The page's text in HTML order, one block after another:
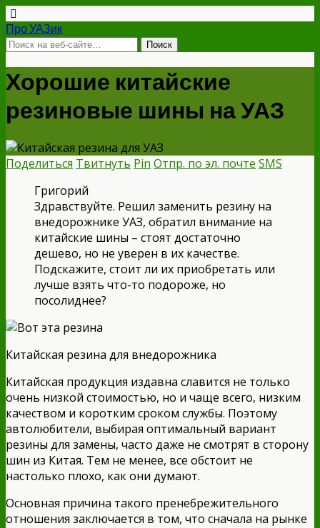
Про УАЗик
Хорошие китайские
резиновые шины на УАЗ
Поделиться Твитнуть Pin Отпр. по эл. почте SMS
Григорий
Здравствуйте. Решил заменить резину на
внедорожнике УАЗ, обратил внимание на
китайские шины – стоят достаточно
дешево, но не уверен в их качестве.
Подскажите, стоит ли их приобретать или
лучше взять что-то подороже, но
посолиднее?
Китайская резина для внедорожника
Китайская продукция издавна славится не только
очень низкой стоимостью, но и чаще всего, низким
качеством и коротким сроком службы. Поэтому
автолюбители, выбирая оптимальный вариант
резины для замены, часто даже не смотрят в сторону
шин из Китая. Тем не менее, все обстоит не
настолько плохо, как они думают.
Основная причина такого пренебрежительного
отношения заключается в том, что сначала на рынке